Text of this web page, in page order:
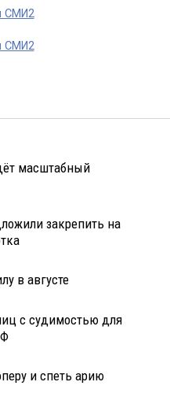
СМИ2
СМИ2
масштабный
закрепить на
в августе
с судимостью для
и спеть арию